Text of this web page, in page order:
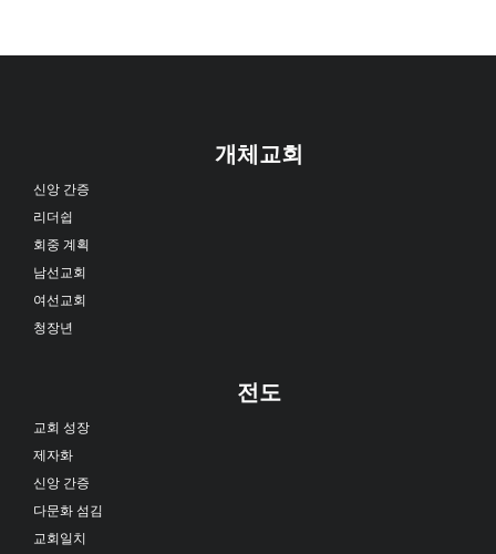
개체교회
신앙 간증
리더쉽
회중 계획
남선교회
여선교회
청장년
전도
교회 성장
제자화
신앙 간증
다문화 섬김
교회일치